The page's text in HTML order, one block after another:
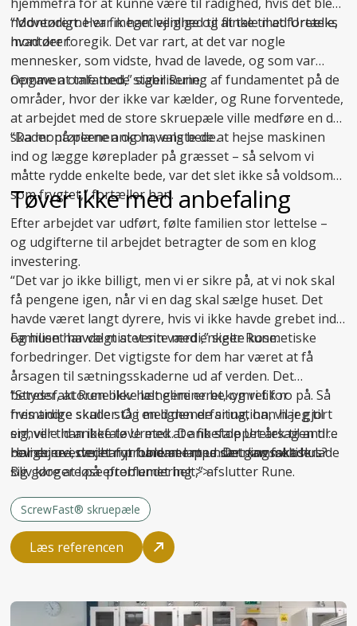
hjemmefra for at kunne være til rådighed, hvis det blev
nødvendigt. Her fik han lejlighed til at tale med Ureteks
montører:
“Montørerne var meget venlige og flinke til at fortælle,
hvad der foregik. Det var rart, at det var nogle
mennesker, som vidste, hvad de lavede, og som var
nemme at tale med,” siger Rune.
Opgaven omfattedestabilisering af fundamentet på de
områder, hvor der ikke var kælder, og Rune forventede,
at arbejdet med de store skruepæle ville medføre en del
skader på plænen og havens bede.
“Da montørerne ankom, valgte de at hejse maskinen
ind og lægge køreplader på græsset – så selvom vi
måtte rydde enkelte bede, var det slet ikke så voldsomt
som frygtet,” fortæller han.
Tøver ikke med anbefaling
Efter arbejdet var udført, følte familien stor lettelse –
og udgifterne til arbejdet betragter de som en klog
investering.
“Det var jo ikke billigt, men vi er sikre på, at vi nok skal
få pengene igen, når vi en dag skal sælge huset. Det
havde været langt dyrere, hvis vi ikke havde grebet ind
og huset havde mistet sin værdi,” siger Rune.
Familien har valgt at vente med enkelte kosmetiske
forbedringer. Det vigtigste for dem har været at få
årsagen til sætningsskaderne ud af verden. Det
betyder, at Rune ikke længere er bekymret for
fremtidige skader. Og med den erfaring, han har gjort
sig, ville han ikke tøve med at anbefale Uretek til andre
boligejere, der har problemer med sætningsskader.
“Stressfaktoren blev helt elimineret, og vi fik ro på. Så
hvis andre skulle stå i en lignende situation, vil jeg til
enhver tid anbefale Uretek. De fik stoppet årsagen til
revnerne i stedet for bare at lappe. Detkanfaktisk lade
sig gøre at løse problemet helt,” afslutter Rune.
Har du overvejet nyt fundament under gammelt hus?
Bliv klogere påefterfundering >>
ScrewFast® skruepæle
Læs referencen